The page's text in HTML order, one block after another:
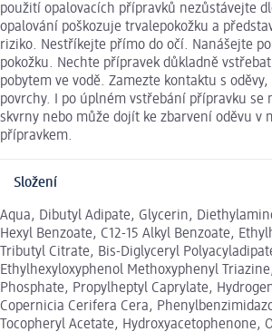
použití opalovacích přípravků nezůstávejte
opalování poškozuje trvalepokožku a
riziko. Nestříkejte přímo do očí. Nanášejte
pokožku. Nechte přípravek důkladně
pobytem ve vodě. Zamezte kontaktu s
povrchy. I po úplném vstřebání přípravku se
skvrny nebo může dojít ke zbarvení oděvu v
přípravkem.
Složení
Aqua, Dibutyl Adipate, Glycerin,
Hexyl Benzoate, C12-15 Alkyl Benzoate,
Tributyl Citrate, Bis-Diglyceryl
Ethylhexyloxyphenol Methoxyphenyl
Phosphate, Propylheptyl Caprylate,
Copernicia Cerifera Cera,
Tocopheryl Acetate, Hydroxyacetophenone,